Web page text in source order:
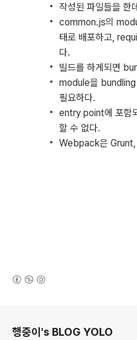
작성된 파일들을 한
common.js의
태로 배포하고,
다.
빌드를 하게되면
module을
필요하다.
entry point에 포함
할 수 없다.
Webpack은 Grunt,
행중이's BLOG YOLO